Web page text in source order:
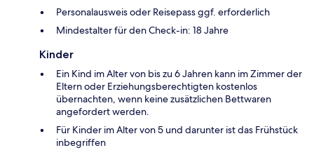
Personalausweis oder Reisepass ggf. erforderlich
Mindestalter für den Check-in: 18 Jahre
Kinder
Ein Kind im Alter von bis zu 6 Jahren kann im Zimmer der
Eltern oder Erziehungsberechtigten kostenlos
übernachten, wenn keine zusätzlichen Bettwaren
angefordert werden.
Für Kinder im Alter von 5 und darunter ist das Frühstück
inbegriffen